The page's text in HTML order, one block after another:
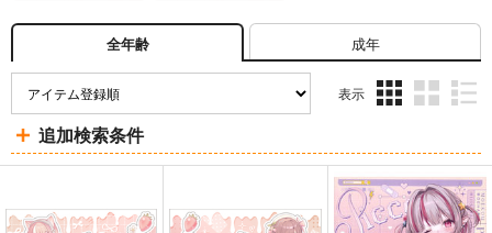
全年齢 成年
表示
ム
表
示
ム
表
示
ム
表
示
追加検索条件